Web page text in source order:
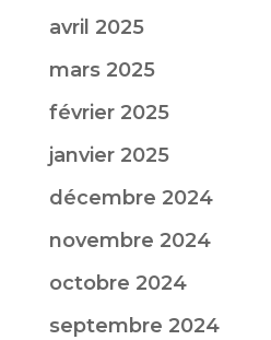
avril 2025
mars 2025
février 2025
janvier 2025
décembre 2024
novembre 2024
octobre 2024
septembre 2024